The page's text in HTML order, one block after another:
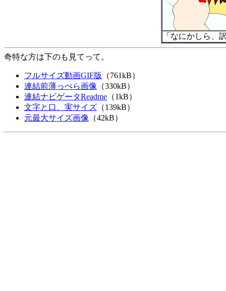
「なにかしら、
奇特な方は下のも見てって。
フルサイズ動画GIF版
（761kB）
連結前薄っぺら画像 （330kB）
連結ナビゲータReadme （1kB）
文字と口、実サイズ （139kB）
元最大サイズ画像 （42kB）